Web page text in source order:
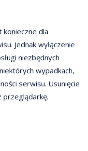
konieczne dla
Jednak wyłączenie
niezbędnych
wypadkach,
serwisu. Usunięcie